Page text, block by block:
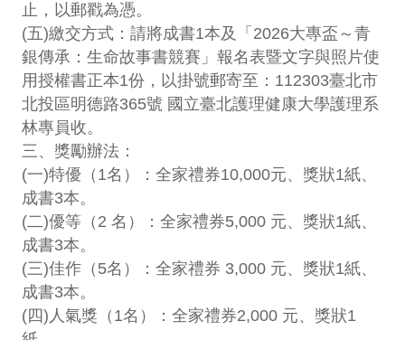
止，以郵戳為憑。
(五)繳交方式：請將成書1本及「2026大專盃～青
銀傳承：生命故事書競賽」報名表暨文字與照片使
用授權書正本1份，以掛號郵寄至：112303臺北市
北投區明德路365號 國立臺北護理健康大學護理系
林專員收。
三、獎勵辦法：
(一)特優（1名）：全家禮券10,000元、獎狀1紙、
成書3本。
(二)優等（2 名）：全家禮券5,000 元、獎狀1紙、
成書3本。
(三)佳作（5名）：全家禮券 3,000 元、獎狀1紙、
成書3本。
(四)人氣獎（1名）：全家禮券2,000 元、獎狀1